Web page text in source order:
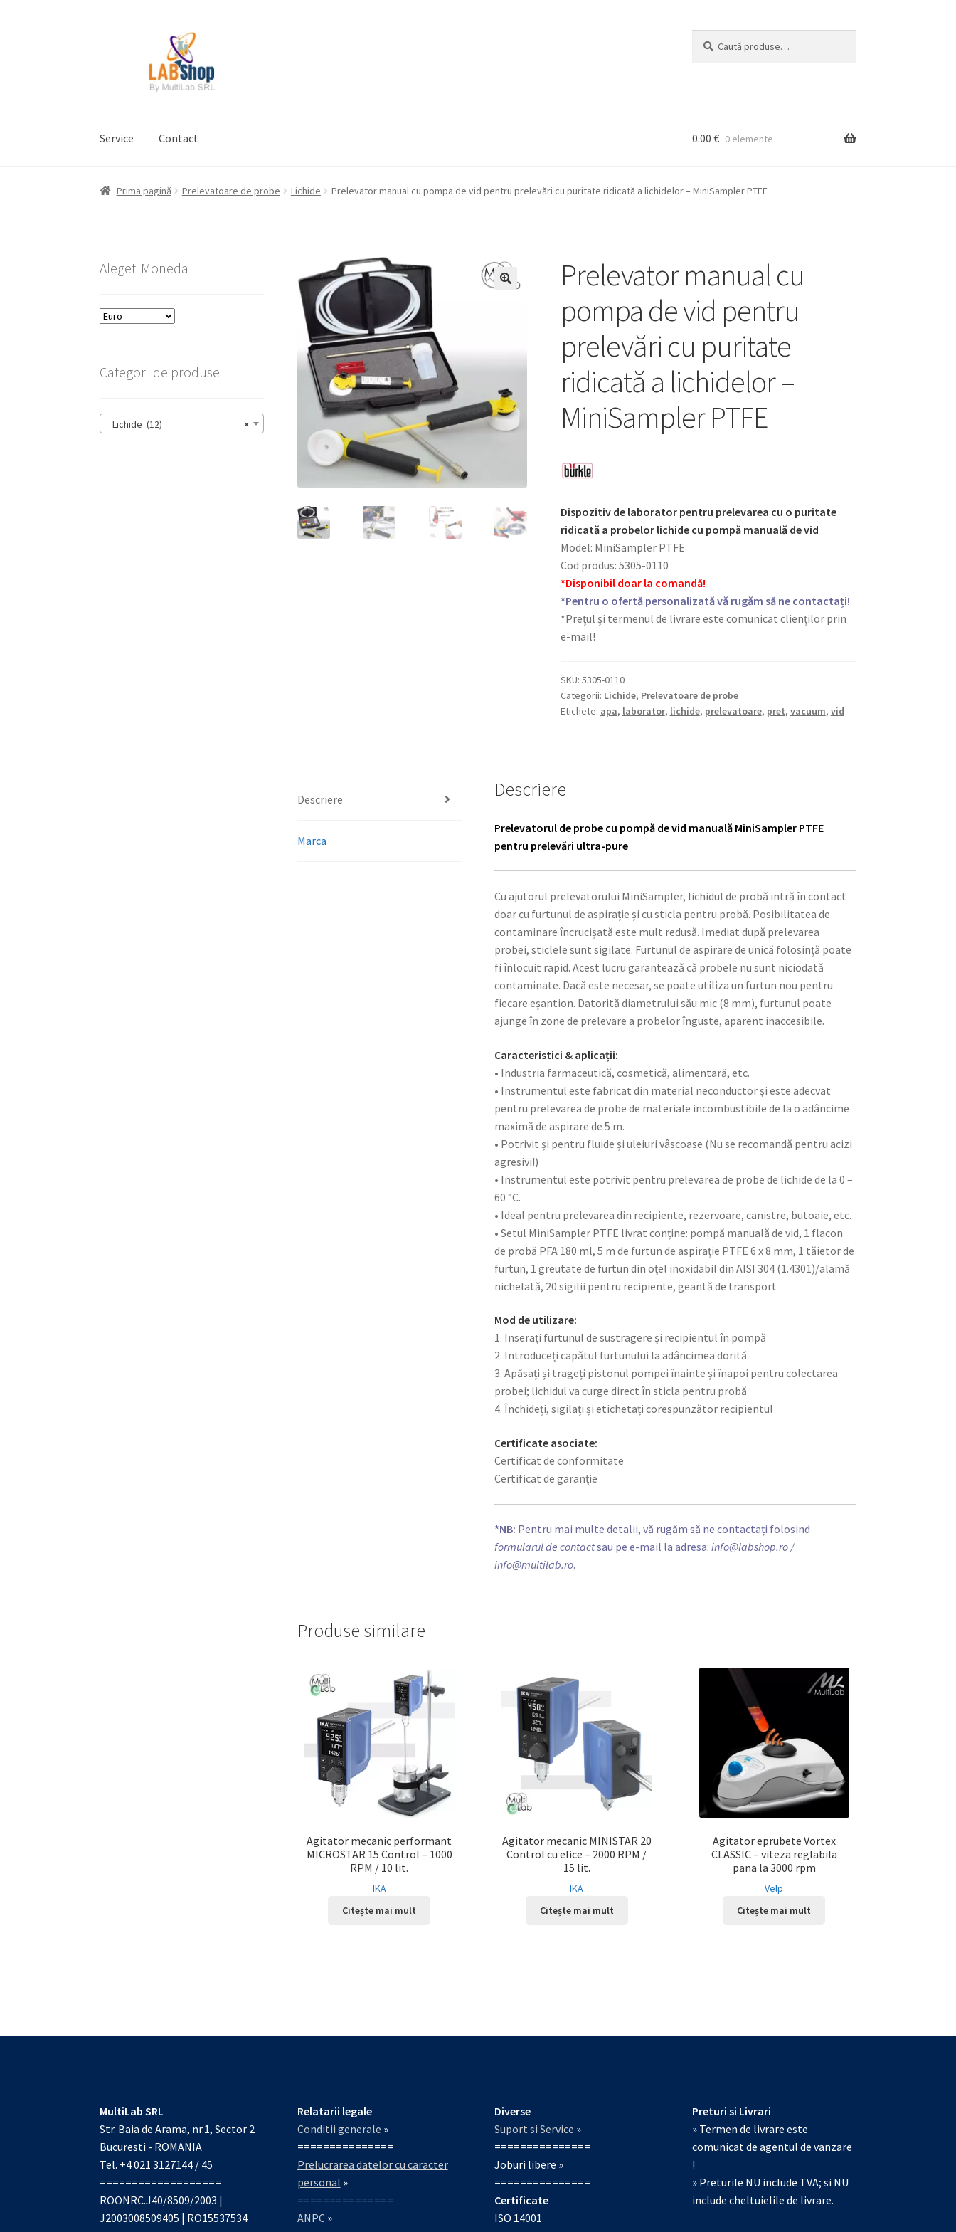
după:
Service Contact
Prima pagină Contul meu Plată Request a Quote Condiții generale Service Contact
0.00 € 0 elemente
Prima pagină Prelevatoare de probe Lichide Prelevator manual cu pompa de vid pentru prelevări cu puritate ridicată a lichidelor – MiniSampler PTFE
Prelevator manual cu
pompa de vid pentru
prelevări cu puritate
ridicată a lichidelor –
MiniSampler PTFE
Dispozitiv de laborator pentru prelevarea cu o puritate
ridicată a probelor lichide cu pompă manuală de vid
Model: MiniSampler PTFE
Cod produs: 5305-0110
*Disponibil doar la comandă!
*Pentru o ofertă personalizată vă rugăm să ne contactați!
*Prețul și termenul de livrare este comunicat clienților prin
e-mail!
SKU: 5305-0110
Categorii: Lichide, Prelevatoare de probe
Etichete: apa, laborator, lichide, prelevatoare, pret, vacuum, vid
Descriere
Marca
Descriere
Prelevatorul de probe cu pompă de vid manuală MiniSampler PTFE
pentru prelevări ultra-pure
Cu ajutorul prelevatorului MiniSampler, lichidul de probă intră în contact
doar cu furtunul de aspirație și cu sticla pentru probă. Posibilitatea de
contaminare încrucișată este mult redusă. Imediat după prelevarea
probei, sticlele sunt sigilate. Furtunul de aspirare de unică folosință poate
fi înlocuit rapid. Acest lucru garantează că probele nu sunt niciodată
contaminate. Dacă este necesar, se poate utiliza un furtun nou pentru
fiecare eșantion. Datorită diametrului său mic (8 mm), furtunul poate
ajunge în zone de prelevare a probelor înguste, aparent inaccesibile.
Caracteristici & aplicații:
• Industria farmaceutică, cosmetică, alimentară, etc.
• Instrumentul este fabricat din material neconductor și este adecvat
pentru prelevarea de probe de materiale incombustibile de la o adâncime
maximă de aspirare de 5 m.
• Potrivit și pentru fluide și uleiuri vâscoase (Nu se recomandă pentru acizi
agresivi!)
• Instrumentul este potrivit pentru prelevarea de probe de lichide de la 0 –
60 °C.
• Ideal pentru prelevarea din recipiente, rezervoare, canistre, butoaie, etc.
• Setul MiniSampler PTFE livrat conține: pompă manuală de vid, 1 flacon
de probă PFA 180 ml, 5 m de furtun de aspirație PTFE 6 x 8 mm, 1 tăietor de
furtun, 1 greutate de furtun din oțel inoxidabil din AISI 304 (1.4301)/alamă
nichelată, 20 sigilii pentru recipiente, geantă de transport
Mod de utilizare:
1. Inserați furtunul de sustragere și recipientul în pompă
2. Introduceți capătul furtunului la adâncimea dorită
3. Apăsați și trageți pistonul pompei înainte și înapoi pentru colectarea
probei; lichidul va curge direct în sticla pentru probă
4. Închideți, sigilați și etichetați corespunzător recipientul
Certificate asociate:
Certificat de conformitate
Certificat de garanție
*NB: Pentru mai multe detalii, vă rugăm să ne contactați folosind
formularul de contactsau pe e-mail la adresa:info@labshop.ro/
info@multilab.ro.
Produse similare
Agitator mecanic performant
MICROSTAR 15 Control – 1000
RPM / 10 lit.
IKA
Citește mai mult
Agitator mecanic MINISTAR 20
Control cu elice – 2000 RPM /
15 lit.
IKA
Citește mai mult
Agitator eprubete Vortex
CLASSIC – viteza reglabila
pana la 3000 rpm
Velp
Citește mai mult
Alegeti Moneda
Categorii de produse
×
Lichide (12)
MultiLab SRL
Str. Baia de Arama, nr.1, Sector 2
Bucuresti - ROMANIA
Tel. +4 021 3127144 / 45
===================
ROONRC.J40/8509/2003 |
J2003008509405 | RO15537534
Relatarii legale
Conditii generale »
===============
Prelucrarea datelor cu caracter
personal »
===============
ANPC»
Diverse
Suport si Service »
===============
Joburi libere »
===============
Certificate
ISO 14001
Preturi si Livrari
» Termen de livrare este
comunicat de agentul de vanzare
!
» Preturile NU include TVA; si NU
include cheltuielile de livrare.